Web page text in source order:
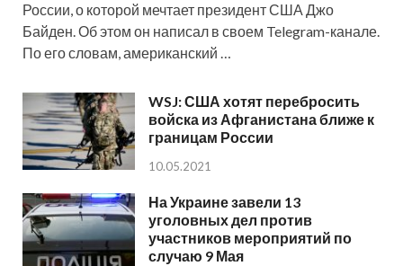
России, о которой мечтает президент США Джо
Байден. Об этом он написал в своем Telegram-канале.
По его словам, американский …
WSJ: США хотят перебросить
войска из Афганистана ближе к
границам России
10.05.2021
На Украине завели 13
уголовных дел против
участников мероприятий по
случаю 9 Мая